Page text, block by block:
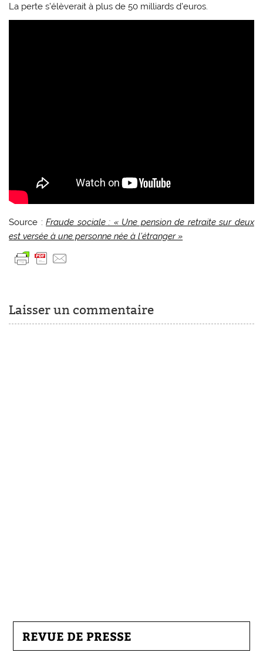
La perte s’élèverait à plus de 50 milliards d’euros.
Source :Fraude sociale : « Une pension de retraite sur deux
est versée à une personne née à l’étranger »
Laisser un commentaire
REVUE DE PRESSE